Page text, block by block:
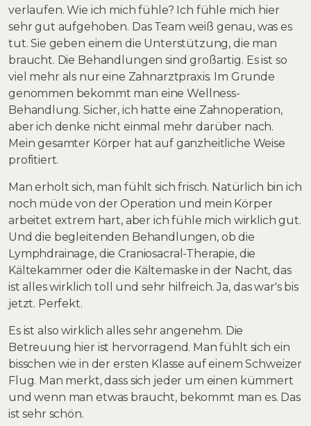
verlaufen. Wie ich mich fühle? Ich fühle mich hier
sehr gut aufgehoben. Das Team weiß genau, was es
tut. Sie geben einem die Unterstützung, die man
braucht. Die Behandlungen sind großartig. Es ist so
viel mehr als nur eine Zahnarztpraxis. Im Grunde
genommen bekommt man eine Wellness-
Behandlung. Sicher, ich hatte eine Zahnoperation,
aber ich denke nicht einmal mehr darüber nach.
Mein gesamter Körper hat auf ganzheitliche Weise
profitiert.
Man erholt sich, man fühlt sich frisch. Natürlich bin ich
noch müde von der Operation und mein Körper
arbeitet extrem hart, aber ich fühle mich wirklich gut.
Und die begleitenden Behandlungen, ob die
Lymphdrainage, die Craniosacral-Therapie, die
Kältekammer oder die Kältemaske in der Nacht, das
ist alles wirklich toll und sehr hilfreich. Ja, das war's bis
jetzt. Perfekt.
Es ist also wirklich alles sehr angenehm. Die
Betreuung hier ist hervorragend. Man fühlt sich ein
bisschen wie in der ersten Klasse auf einem Schweizer
Flug. Man merkt, dass sich jeder um einen kümmert
und wenn man etwas braucht, bekommt man es. Das
ist sehr schön.